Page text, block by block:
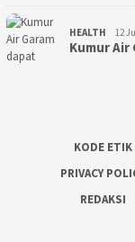
HEALTH 12
Kumur Air
KODE ETIK
PRIVACY
REDAKSI